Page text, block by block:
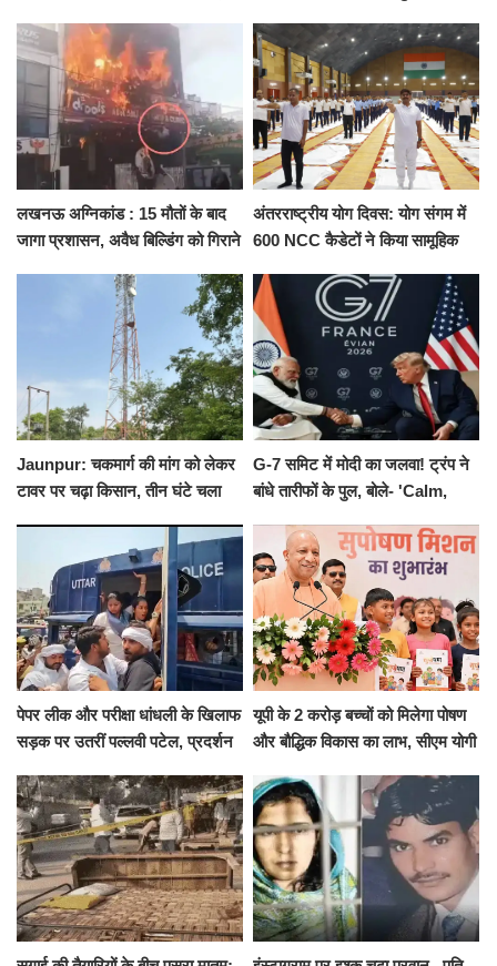
को नहीं...
किराया
लखनऊ अग्निकांड : 15 मौतों के बाद
जागा प्रशासन, अवैध बिल्डिंग को गिराने
अंतरराष्ट्रीय योग दिवस: योग संगम में
600 NCC कैडेटों ने किया सामूहिक
संकल्प
Jaunpur: चकमार्ग की मांग को लेकर
टावर पर चढ़ा किसान, तीन घंटे चला
G-7 समिट में मोदी का जलवा! ट्रंप ने
बांधे तारीफों के पुल, बोले- 'Calm,
पेपर लीक और परीक्षा धांधली के खिलाफ
सड़क पर उतरीं पल्लवी पटेल, प्रदर्शन
यूपी के 2 करोड़ बच्चों को मिलेगा पोषण
और बौद्धिक विकास का लाभ, सीएम योगी